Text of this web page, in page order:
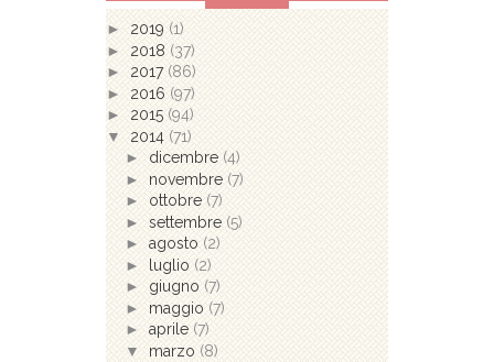
► 2019 (1)
► 2018 (37)
► 2017 (86)
► 2016 (97)
► 2015 (94)
▼ 2014 (71)
► dicembre (4)
► novembre (7)
► ottobre (7)
► settembre (5)
► agosto (2)
►
luglio (2)
► giugno (7)
► maggio (7)
► aprile (7)
▼ marzo (8)